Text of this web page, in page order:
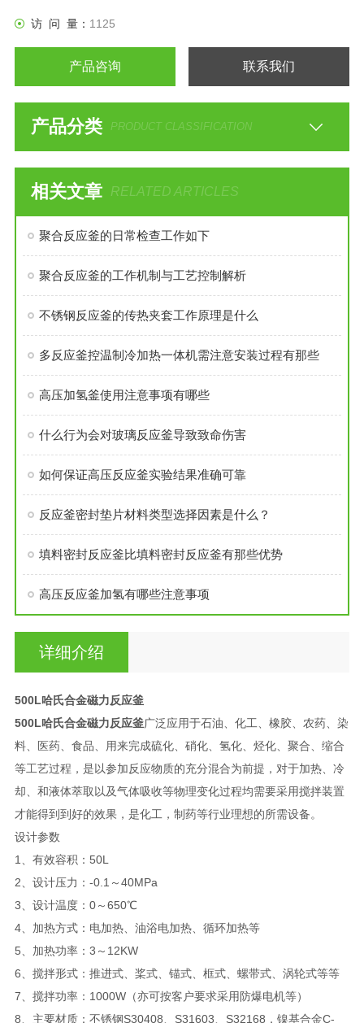
访 问 量： 1125
产品咨询 联系我们
产品分类 PRODUCT CLASSIFICATION
相关文章 RELATED ARTICLES
聚合反应釜的日常检查工作如下
聚合反应釜的工作机制与工艺控制解析
不锈钢反应釜的传热夹套工作原理是什么
多反应釜控温制冷加热一体机需注意安装过程有那些
高压加氢釜使用注意事项有哪些
什么行为会对玻璃反应釜导致致命伤害
如何保证高压反应釜实验结果准确可靠
反应釜密封垫片材料类型选择因素是什么？
填料密封反应釜比填料密封反应釜有那些优势
高压反应釜加氢有哪些注意事项
详细介绍
500L哈氏合金磁力反应釜
500L哈氏合金磁力反应釜广泛应用于石油、化工、橡胶、农药、染
料、医药、食品、用来完成硫化、硝化、氢化、烃化、聚合、缩合
等工艺过程，是以参加反应物质的充分混合为前提，对于加热、冷
却、和液体萃取以及气体吸收等物理变化过程均需要采用搅拌装置
才能得到到好的效果，是化工，制药等行业理想的所需设备。
设计参数
1、有效容积：50L
2、设计压力：-0.1～40MPa
3、设计温度：0～650℃
4、加热方式：电加热、油浴电加热、循环加热等
5、加热功率：3～12KW
6、搅拌形式：推进式、桨式、锚式、框式、螺带式、涡轮式等等
7、搅拌功率：1000W（亦可按客户要求采用防爆电机等）
8、主要材质：不锈钢S30408、S31603、S32168，镍基合金C-